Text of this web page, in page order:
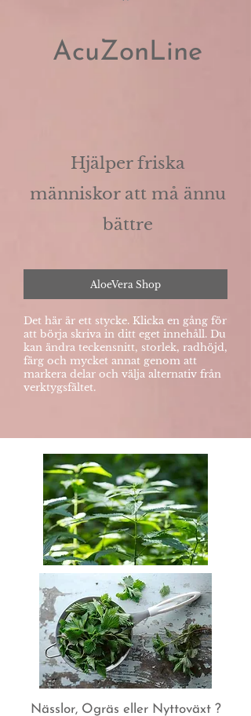
AcuZonLine
Hjälper friska
människor att må ännu
bättre
AloeVera Shop
Det här är ett stycke. Klicka en gång för
att börja skriva in ditt eget innehåll. Du
kan ändra teckensnitt, storlek, radhöjd,
färg och mycket annat genom att
markera delar och välja alternativ från
verktygsfältet.
Nässlor, Ogräs eller Nyttoväxt ?